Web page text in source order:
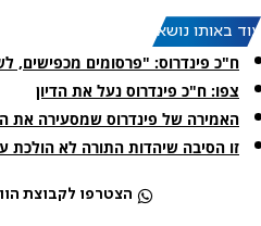
עוד באותו נושא:
ח"כ פינדרוס: "פרסומים מכפישים,
צפו: ח"כ פינדרוס נעל את הדיון
האמירה של פינדרוס שמסעירה את
זו הסיבה שיהדות התורה לא
הצטרפו לקבוצת